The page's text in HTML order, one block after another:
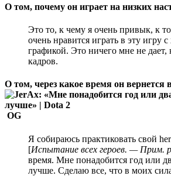
О том, почему он играет на низких
Это то, к чему я очень привык, к
очень нравится играть в эту игру
графикой. Это ничего мне не дает,
кадров.
О том, через какое время он вернется
OG
Я собираюсь практиковать свой
[Испытание всех героев. — Прим.
время. Мне понадобится год или
лучше. Сделаю все, что в моих